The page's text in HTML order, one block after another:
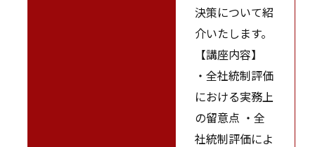
決策について紹
介いたします。
【講座内容】
・全社統制評価
における実務上
の留意点 ・全
社統制評価によ